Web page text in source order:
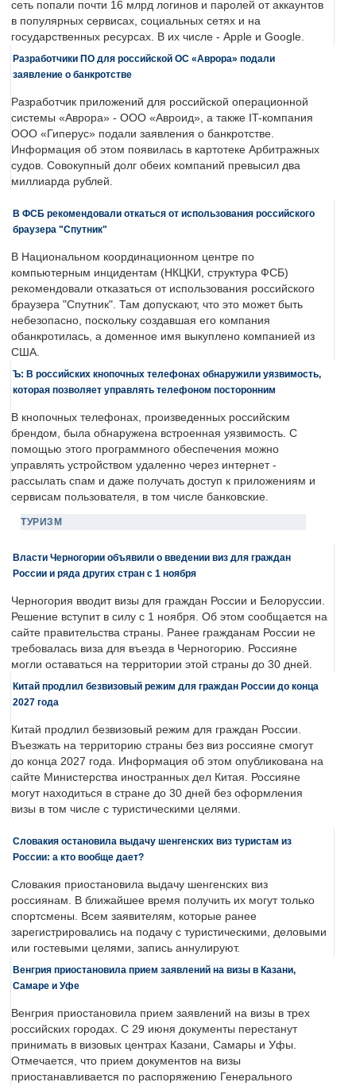
сеть попали почти 16 млрд логинов и паролей от аккаунтов
в популярных сервисах, социальных сетях и на
государственных ресурсах. В их числе - Apple и Google.
Разработчики ПО для российской ОС «Аврора» подали
заявление о банкротстве
Разработчик приложений для российской операционной
системы «Аврора» - ООО «Авроид», а также IT-компания
ООО «Гиперус» подали заявления о банкротстве.
Информация об этом появилась в картотеке Арбитражных
судов. Совокупный долг обеих компаний превысил два
миллиарда рублей.
В ФСБ рекомендовали откаться от использования российского
браузера "Спутник"
В Национальном координационном центре по
компьютерным инцидентам (НКЦКИ, структура ФСБ)
рекомендовали отказаться от использования российского
браузера "Спутник". Там допускают, что это может быть
небезопасно, поскольку создавшая его компания
обанкротилась, а доменное имя выкуплено компанией из
США.
Ъ: В российских кнопочных телефонах обнаружили уязвимость,
которая позволяет управлять телефоном посторонним
В кнопочных телефонах, произведенных российским
брендом, была обнаружена встроенная уязвимость. С
помощью этого программного обеспечения можно
управлять устройством удаленно через интернет -
рассылать спам и даже получать доступ к приложениям и
сервисам пользователя, в том числе банковские.
ТУРИЗМ
Власти Черногории объявили о введении виз для граждан
России и ряда других стран с 1 ноября
Черногория вводит визы для граждан России и Белоруссии.
Решение вступит в силу с 1 ноября. Об этом сообщается на
сайте правительства страны. Ранее гражданам России не
требовалась виза для въезда в Черногорию. Россияне
могли оставаться на территории этой страны до 30 дней.
Китай продлил безвизовый режим для граждан России до конца
2027 года
Китай продлил безвизовый режим для граждан России.
Въезжать на территорию страны без виз россияне смогут
до конца 2027 года. Информация об этом опубликована на
сайте Министерства иностранных дел Китая. Россияне
могут находиться в стране до 30 дней без оформления
визы в том числе с туристическими целями.
Словакия остановила выдачу шенгенских виз туристам из
России: а кто вообще дает?
Словакия приостановила выдачу шенгенских виз
россиянам. В ближайшее время получить их могут только
спортсмены. Всем заявителям, которые ранее
зарегистрировались на подачу с туристическими, деловыми
или гостевыми целями, запись аннулируют.
Венгрия приостановила прием заявлений на визы в Казани,
Самаре и Уфе
Венгрия приостановила прием заявлений на визы в трех
российских городах. С 29 июня документы перестанут
принимать в визовых центрах Казани, Самары и Уфы.
Отмечается, что прием документов на визы
приостанавливается по распоряжению Генерального